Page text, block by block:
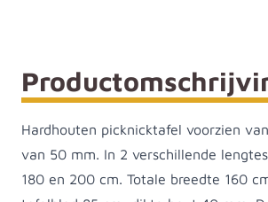
Hardhouten picknicktafel voorzien
van 50 mm. In 2 verschillende
180 en 200 cm. Totale breedte 160